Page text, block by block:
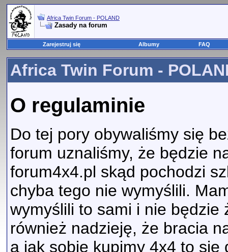
Africa Twin Forum - POLAND
Zasady na forum
Zarejestruj się Albumy FAQ
Africa Twin Forum -
O regulaminie
Do tej pory obywaliśmy się
forum uznaliśmy, że będzie
forum4x4.pl skąd pochodzi
chyba tego nie wymyślili.
wymyślili to sami i nie będzie
również nadzieję, że bracia
a jak sobie kupimy 4x4 to się